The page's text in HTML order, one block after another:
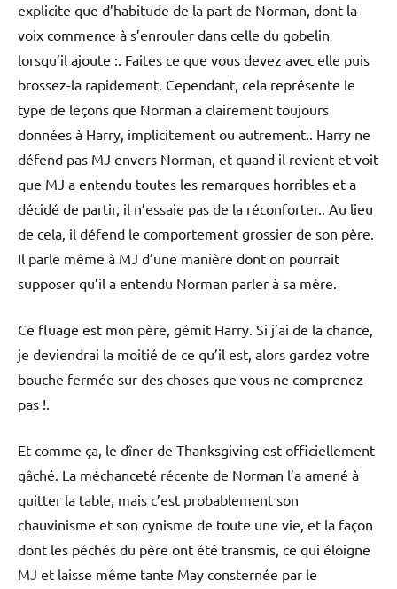
explicite que d’habitude de la part de Norman, dont la
voix commence à s’enrouler dans celle du gobelin
lorsqu’il ajoute :. Faites ce que vous devez avec elle puis
brossez-la rapidement. Cependant, cela représente le
type de leçons que Norman a clairement toujours
données à Harry, implicitement ou autrement.. Harry ne
défend pas MJ envers Norman, et quand il revient et voit
que MJ a entendu toutes les remarques horribles et a
décidé de partir, il n’essaie pas de la réconforter.. Au lieu
de cela, il défend le comportement grossier de son père.
Il parle même à MJ d’une manière dont on pourrait
supposer qu’il a entendu Norman parler à sa mère.
Ce fluage est mon père, gémit Harry. Si j’ai de la chance,
je deviendrai la moitié de ce qu’il est, alors gardez votre
bouche fermée sur des choses que vous ne comprenez
pas !.
Et comme ça, le dîner de Thanksgiving est officiellement
gâché. La méchanceté récente de Norman l’a amené à
quitter la table, mais c’est probablement son
chauvinisme et son cynisme de toute une vie, et la façon
dont les péchés du père ont été transmis, ce qui éloigne
MJ et laisse même tante May consternée par le